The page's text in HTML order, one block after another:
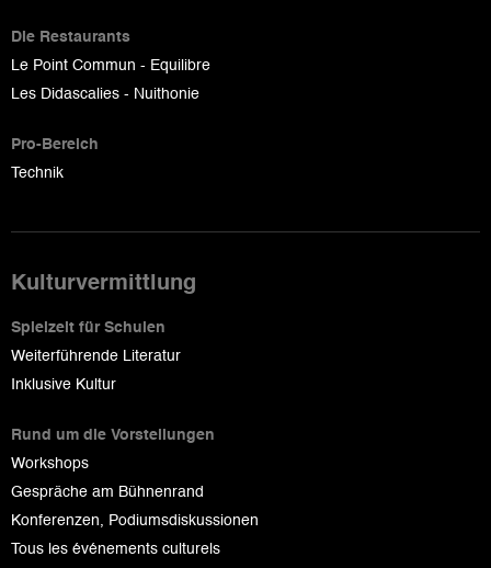
Die Restaurants
Le Point Commun - Equilibre
Les Didascalies - Nuithonie
Pro-Bereich
Technik
Kulturvermittlung
Spielzeit für Schulen
Weiterführende Literatur
Inklusive Kultur
Rund um die Vorstellungen
Workshops
Gespräche am Bühnenrand
Konferenzen, Podiumsdiskussionen
Tous les événements culturels